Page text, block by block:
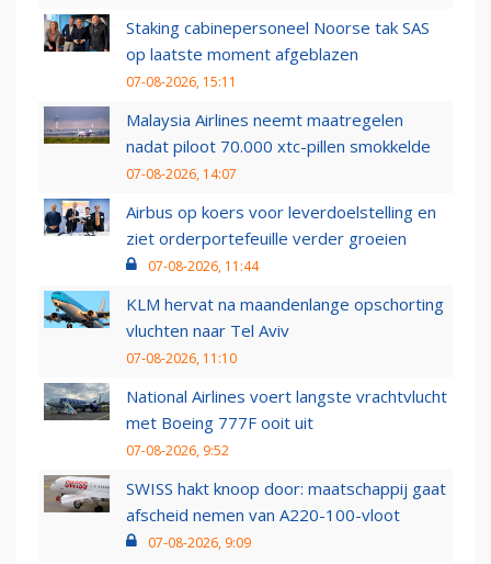
Staking cabinepersoneel Noorse tak SAS
op laatste moment afgeblazen
07-08-2026, 15:11
Malaysia Airlines neemt maatregelen
nadat piloot 70.000 xtc-pillen smokkelde
07-08-2026, 14:07
Airbus op koers voor leverdoelstelling en
ziet orderportefeuille verder groeien
07-08-2026, 11:44
KLM hervat na maandenlange opschorting
vluchten naar Tel Aviv
07-08-2026, 11:10
National Airlines voert langste vrachtvlucht
met Boeing 777F ooit uit
07-08-2026, 9:52
SWISS hakt knoop door: maatschappij gaat
afscheid nemen van A220-100-vloot
07-08-2026, 9:09